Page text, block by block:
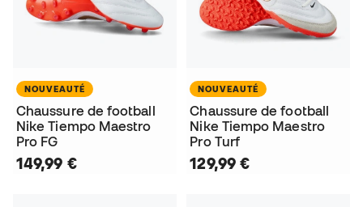
NOUVEAUTÉ
Chaussure de football
Nike Tiempo Maestro
Pro FG
149,99 €
NOUVEAUTÉ
Chaussure de football
Nike Tiempo Maestro
Pro Turf
129,99 €